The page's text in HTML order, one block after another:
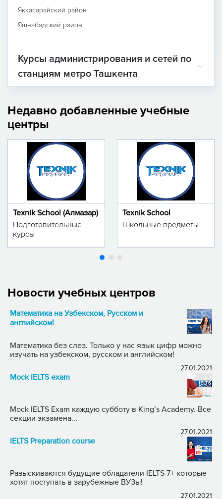
Яккасарайский район
Яшнабадский район
Курсы администрирования и сетей по
станциям метро Ташкента
Недавно добавленные учебные
центры
Texnik School (Алмазар)
Подготовительные
курсы
Texnik School
Школьные предметы
Новости учебных центров
Математика на Узбекском, Русском и
английском!
Математика без слез. Только у нас язык цифр можно
изучать на узбекском, русском и английском!
27.01.2021
Mock IELTS exam
Mock IELTS Exam каждую субботу в King’s Academy. Все
секции экзамена...
27.01.2021
IELTS Preparation course
Разыскиваются будущие обладатели IELTS 7+ которые
хотят поступать в зарубежные ВУЗы!
27.01.2021